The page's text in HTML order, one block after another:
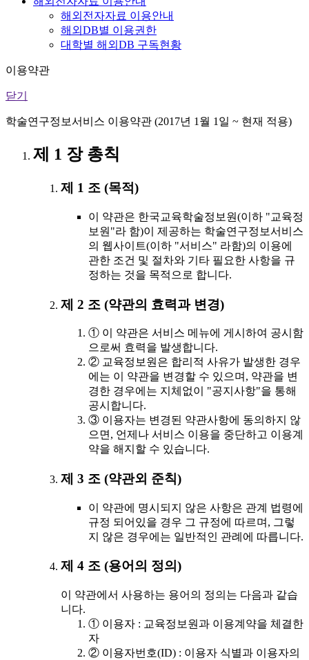
해외전자자료 이용안내
해외DB별 이용권한
대학별 해외DB 구독현황
이용약관
닫기
학술연구정보서비스 이용약관 (2017년 1월 1일 ~ 현재 적용)
제 1 장 총칙
제 1 조 (목적)
이 약관은 한국교육학술정보원(이하 "교육정
보원"라 함)이 제공하는 학술연구정보서비스
의 웹사이트(이하 "서비스" 라함)의 이용에
관한 조건 및 절차와 기타 필요한 사항을 규
정하는 것을 목적으로 합니다.
제 2 조 (약관의 효력과 변경)
① 이 약관은 서비스 메뉴에 게시하여 공시함
으로써 효력을 발생합니다.
② 교육정보원은 합리적 사유가 발생한 경우
에는 이 약관을 변경할 수 있으며, 약관을 변
경한 경우에는 지체없이 "공지사항"을 통해
공시합니다.
③ 이용자는 변경된 약관사항에 동의하지 않
으면, 언제나 서비스 이용을 중단하고 이용계
약을 해지할 수 있습니다.
제 3 조 (약관외 준칙)
이 약관에 명시되지 않은 사항은 관계 법령에
규정 되어있을 경우 그 규정에 따르며, 그렇
지 않은 경우에는 일반적인 관례에 따릅니다.
제 4 조 (용어의 정의)
이 약관에서 사용하는 용어의 정의는 다음과 같습
니다.
① 이용자 : 교육정보원과 이용계약을 체결한
자
② 이용자번호(ID) : 이용자 식별과 이용자의